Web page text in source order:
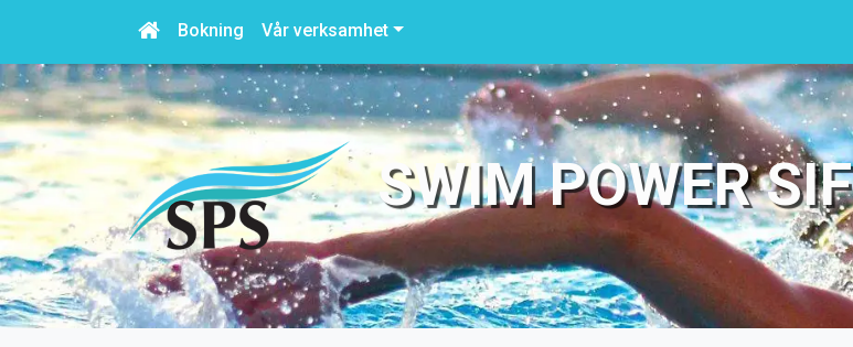
Bokning Vår verksamhet
SWIM POWER SIF